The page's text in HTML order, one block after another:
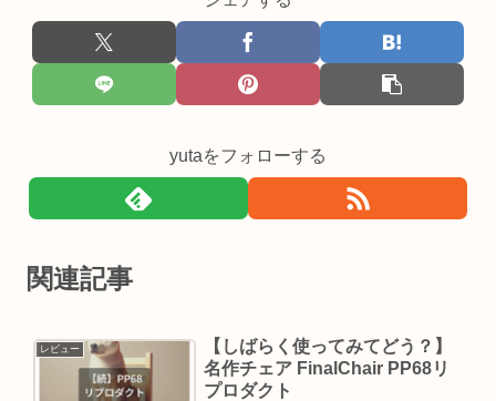
yutaをフォローする
関連記事
レビュー
【しばらく使ってみてどう？】
名作チェア FinalChair PP68リ
プロダクト